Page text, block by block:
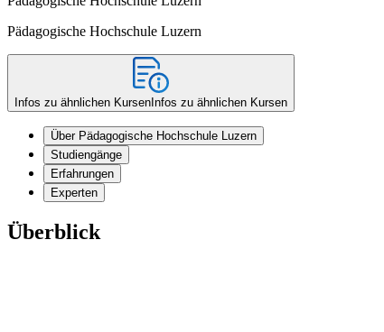
Pädagogische Hochschule Luzern
Infos zu ähnlichen Kursen Infos zu ähnlichen Kursen
Über Pädagogische Hochschule Luzern
Studiengänge
Erfahrungen
Experten
Überblick